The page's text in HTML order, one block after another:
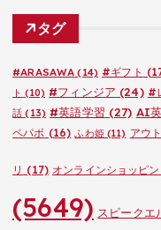
ゴ
タグ
#ARASAWA (14) #ギフト
ト (10) #フィンジア (24) #
話 (13) #英語学習 (27) AI
ペパボ (16) ふわ姫(11) アウ
リ (17) オンラインショッピ
(5649) スピークエ